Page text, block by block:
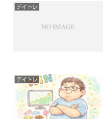
デイトレ
デイトレ